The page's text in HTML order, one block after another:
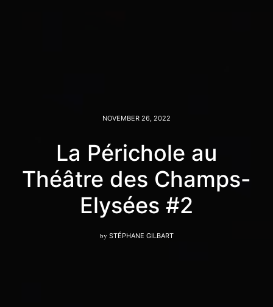
NOVEMBER 26, 2022
La Périchole au
Théâtre des Champs-
Elysées #2
by STÉPHANE GILBART